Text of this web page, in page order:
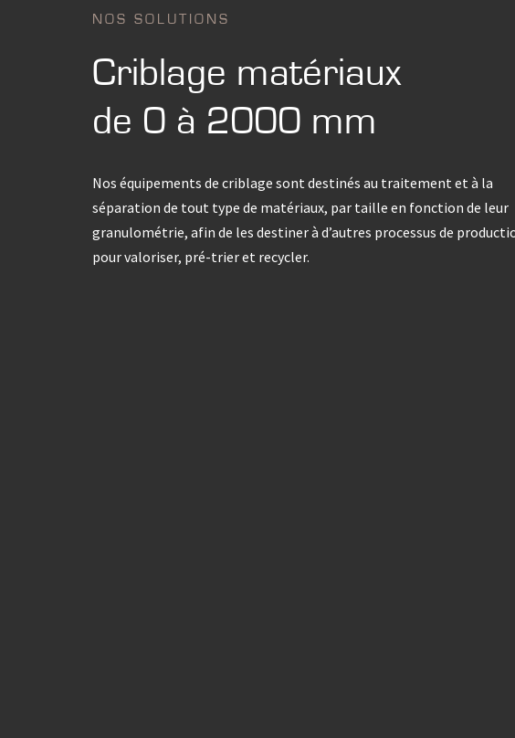
NOS SOLUTIONS
Criblage matériaux
de 0 à 2000 mm
Nos équipements de criblage sont destinés au traitement et à la
séparation de tout type de matériaux, par taille en fonction de leur
granulométrie, afin de les destiner à d’autres processus de
pour valoriser, pré-trier et recycler.